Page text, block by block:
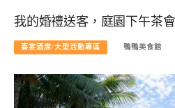
我的婚禮送客，庭園下午茶
喜宴酒席/大型活動專區 鴨鴨美食館